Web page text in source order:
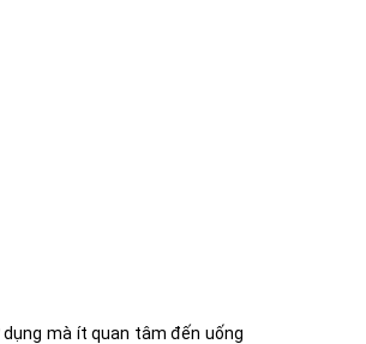
mà ít quan tâm đến uống